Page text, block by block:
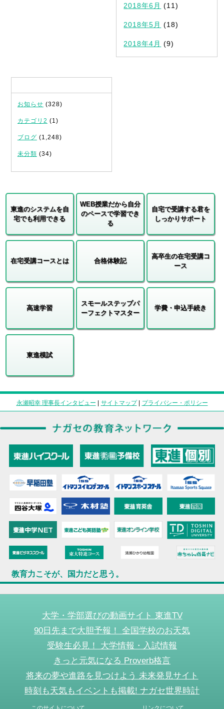
2018年6月 (11)
2018年5月 (18)
2018年4月 (9)
お知らせ (328)
カテゴリ2 (1)
ブログ (1,248)
未分類 (34)
東進のシステムを自
宅でも利用できる
WEB授業だから自分
のペースで学習でき
る
自宅で受講する君を
しっかりサポート
在宅受講コースとは 合格体験記
高卒生の在宅受講コ
ース
高速学習
スモールステップパ
ーフェクトマスター
学費・申込手続き
東進模試
永瀬昭幸 理事長インタビュー | サイトマップ| プライバシー・ポリシー
教育力こそが、国力だと思う。
大学・学部選びの動画サイト 東進TV
90日先まで大胆予報！ 全国学校のお天気
受験生必見！ 大学情報・入試情報
きっと元気になる Proverb格言
将来の夢や進路を見つけよう 未来発見サイト
時刻も天気もイベントも掲載! ナガセ世界時計